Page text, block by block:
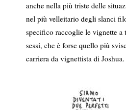
anche nella più triste delle
nel più velleitario degli slanci
specifico raccoglie le vignette a
sessi, che è forse quello più
carriera da vignettista di Joshua.